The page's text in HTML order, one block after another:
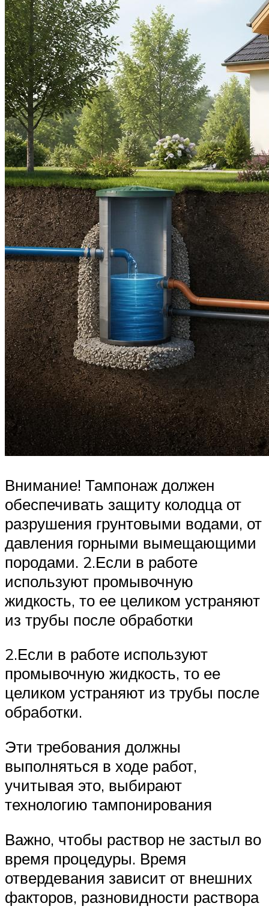
Внимание! Тампонаж должен
обеспечивать защиту колодца от
разрушения грунтовыми водами, от
давления горными вымещающими
породами. 2.Если в работе
используют промывочную
жидкость, то ее целиком устраняют
из трубы после обработки
2.Если в работе используют
промывочную жидкость, то ее
целиком устраняют из трубы после
обработки.
Эти требования должны
выполняться в ходе работ,
учитывая это, выбирают
технологию тампонирования
Важно, чтобы раствор не застыл во
время процедуры. Время
отвердевания зависит от внешних
факторов, разновидности раствора